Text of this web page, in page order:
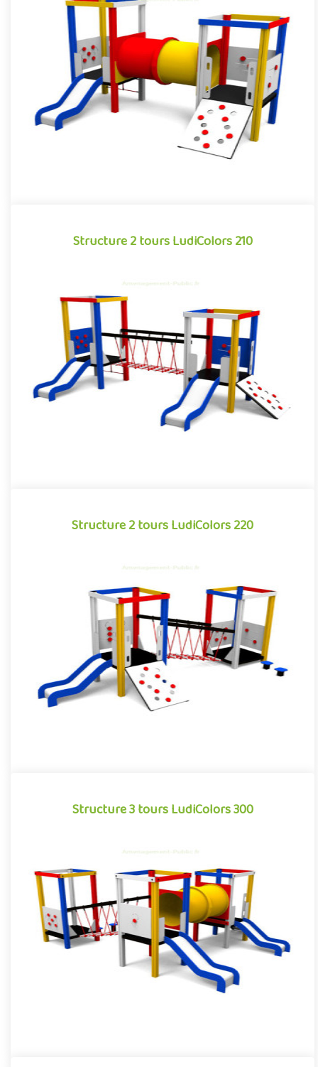
Structure 2 tours LudiColors 200
Grimper, ramper, glisser... la combinaison multiactivité pour aire
de jeux extérieurs LudiColors 200 offre un terrain de jeu ..
Offre partenaire
Structure 2 tours LudiColors 210
Structure 2 tours LudiColors 210
Grimper, traverser, glisser... la combinaison multiactivité pour
aire de jeux extérieurs LudiColors 210 dresse le terrain de ..
Offre partenaire
Structure 2 tours LudiColors 220
Structure 2 tours LudiColors 220
Coordination, équilibre, glisse... la combinaison multiactivité pour
aire de jeux extérieurs LudiColors 220 offre le cadre de..
Offre partenaire
Structure 3 tours LudiColors 300
Structure 3 tours LudiColors 300
Grimper, ramper, traverser, glisser... la combinaison multiactivités
pour aire de jeux extérieurs LudiColors 300 offre le ter..
Offre partenaire